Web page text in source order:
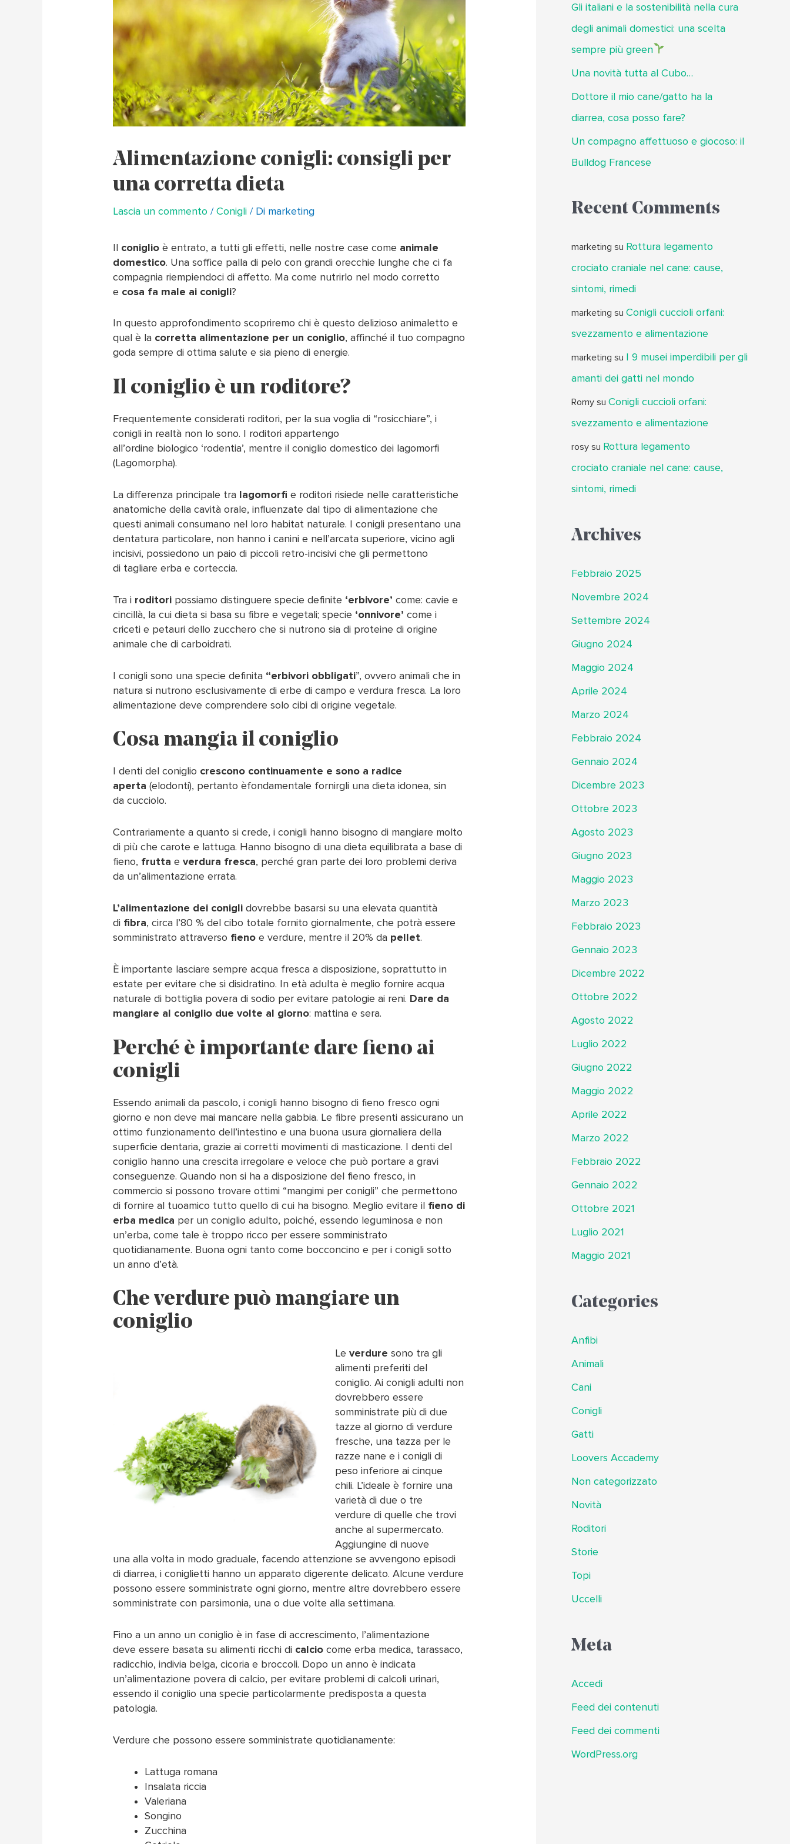
Alimentazione conigli: consigli per
una corretta dieta
Lascia un commento /Conigli / Di marketing
Il coniglio è entrato, a tutti gli effetti, nelle nostre case come animale
domestico. Una soffice palla di pelo con grandi orecchie lunghe che ci fa
compagnia riempiendoci di affetto. Ma come nutrirlo nel modo corretto
e cosa fa male ai conigli?
In questo approfondimento scopriremo chi è questo delizioso animaletto e
qual è la corretta alimentazione per un coniglio, affinché il tuo compagno
goda sempre di ottima salute e sia pieno di energie.
Il coniglio è un roditore?
Frequentemente considerati roditori, per la sua voglia di “rosicchiare”, i
conigli in realtà non lo sono. I roditori appartengo
all’ordine biologico ‘rodentia’, mentre il coniglio domestico dei lagomorfi
(Lagomorpha).
La differenza principale tra lagomorfi e roditori risiede nelle caratteristiche
anatomiche della cavità orale, influenzate dal tipo di alimentazione che
questi animali consumano nel loro habitat naturale. I conigli presentano una
dentatura particolare, non hanno i canini e nell’arcata superiore, vicino agli
incisivi, possiedono un paio di piccoli retro-incisivi che gli permettono
di tagliare erba e corteccia.
Tra i roditori possiamo distinguere specie definite ‘erbivore’ come: cavie e
cincillà, la cui dieta si basa su fibre e vegetali; specie ‘onnivore’ come i
criceti e petauri dello zucchero che si nutrono sia di proteine di origine
animale che di carboidrati.
I conigli sono una specie definita “erbivori obbligati”, ovvero animali che in
natura si nutrono esclusivamente di erbe di campo e verdura fresca. La loro
alimentazione deve comprendere solo cibi di origine vegetale.
Cosa mangia il coniglio
I denti del coniglio crescono continuamente e sono a radice
aperta (elodonti), pertanto èfondamentale fornirgli una dieta idonea, sin
da cucciolo.
Contrariamente a quanto si crede, i conigli hanno bisogno di mangiare molto
di più che carote e lattuga. Hanno bisogno di una dieta equilibrata a base di
fieno, frutta everdura fresca, perché gran parte dei loro problemi deriva
da un’alimentazione errata.
L’alimentazione dei conigli dovrebbe basarsi su una elevata quantità
di fibra, circa l’80 % del cibo totale fornito giornalmente, che potrà essere
somministrato attraverso fieno e verdure, mentre il 20% da pellet.
È importante lasciare sempre acqua fresca a disposizione, soprattutto in
estate per evitare che si disidratino. In età adulta è meglio fornire acqua
naturale di bottiglia povera di sodio per evitare patologie ai reni. Dare da
mangiare al coniglio due volte al giorno: mattina e sera.
Perché è importante dare fieno ai
conigli
Essendo animali da pascolo, i conigli hanno bisogno di fieno fresco ogni
giorno e non deve mai mancare nella gabbia. Le fibre presenti assicurano un
ottimo funzionamento dell’intestino e una buona usura giornaliera della
superficie dentaria, grazie ai corretti movimenti di masticazione. I denti del
coniglio hanno una crescita irregolare e veloce che può portare a gravi
conseguenze. Quando non si ha a disposizione del fieno fresco, in
commercio si possono trovare ottimi “mangimi per conigli” che permettono
di fornire al tuoamico tutto quello di cui ha bisogno. Meglio evitare il fieno di
erba medica per un coniglio adulto, poiché, essendo leguminosa e non
un’erba, come tale è troppo ricco per essere somministrato
quotidianamente. Buona ogni tanto come bocconcino e per i conigli sotto
un anno d’età.
Che verdure può mangiare un
coniglio
Leverduresono tra gli
alimenti preferiti del
coniglio. Ai conigli adulti non
dovrebbero essere
somministrate più di due
tazze al giorno di verdure
fresche, una tazza per le
razze nane e i conigli di
peso inferiore ai cinque
chili. L’ideale è fornire una
varietà di due o tre
verdure di quelle che trovi
anche al supermercato.
Aggiungine di nuove
una alla volta in modo graduale, facendo attenzione se avvengono episodi
di diarrea, i coniglietti hanno un apparato digerente delicato. Alcune verdure
possono essere somministrate ogni giorno, mentre altre dovrebbero essere
somministrate con parsimonia, una o due volte alla settimana.
Fino a un anno un coniglio è in fase di accrescimento, l’alimentazione
deve essere basata su alimenti ricchi di calciocome erba medica, tarassaco,
radicchio, indivia belga, cicoria e broccoli. Dopo un anno è indicata
un’alimentazione povera di calcio, per evitare problemi di calcoli urinari,
essendo il coniglio una specie particolarmente predisposta a questa
patologia.
Verdure che possono essere somministrate quotidianamente:
Lattuga romana
Insalata riccia
Valeriana
Songino
Zucchina
Gli italiani e la sostenibilità nella cura
degli animali domestici: una scelta
sempre più green
Una novità tutta al Cubo…
Dottore il mio cane/gatto ha la
diarrea, cosa posso fare?
Un compagno affettuoso e giocoso: il
Bulldog Francese
Recent Comments
marketing su Rottura legamento
crociato craniale nel cane: cause,
sintomi, rimedi
marketing su Conigli cuccioli orfani:
svezzamento e alimentazione
marketing su I 9 musei imperdibili per gli
amanti dei gatti nel mondo
Romy su Conigli cuccioli orfani:
svezzamento e alimentazione
rosy su Rottura legamento
crociato craniale nel cane: cause,
sintomi, rimedi
Archives
Febbraio 2025
Novembre 2024
Settembre 2024
Giugno 2024
Maggio 2024
Aprile 2024
Marzo 2024
Febbraio 2024
Gennaio 2024
Dicembre 2023
Ottobre 2023
Agosto 2023
Giugno 2023
Maggio 2023
Marzo 2023
Febbraio 2023
Gennaio 2023
Dicembre 2022
Ottobre 2022
Agosto 2022
Luglio 2022
Giugno 2022
Maggio 2022
Aprile 2022
Marzo 2022
Febbraio 2022
Gennaio 2022
Ottobre 2021
Luglio 2021
Maggio 2021
Categories
Anfibi
Animali
Cani
Conigli
Gatti
Loovers Accademy
Non categorizzato
Novità
Roditori
Storie
Topi
Uccelli
Meta
Accedi
Feed dei contenuti
Feed dei commenti
WordPress.org